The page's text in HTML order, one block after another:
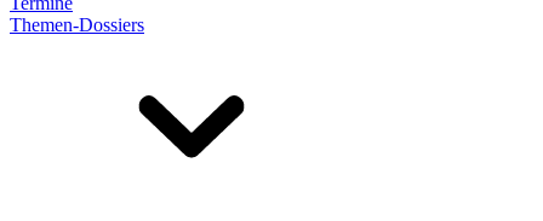
Themen-Dossiers